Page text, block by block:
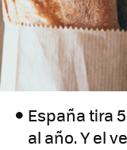
España tira
al año. Y el